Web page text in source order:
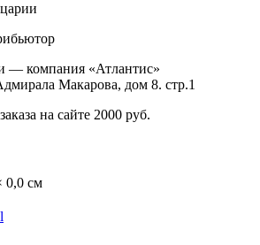
— компания «Атлантис»
Макарова, дом 8. стр.1
на сайте 2000 руб.
0,0 см